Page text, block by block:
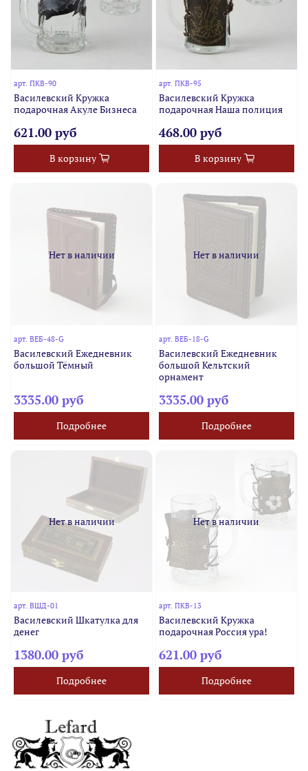
арт.ПКВ-90
Василевский Кружка
подарочная Акуле Бизнеса
621.00 руб
В корзину
арт. ПКВ-95
Василевский Кружка
подарочная Наша полиция
468.00 руб
В корзину
Нет в наличии
арт.ВЕБ-48-G
Василевский Ежедневник
большой Тёмный
3335.00 руб
Подробнее
Нет в наличии
арт. ВЕБ-18-G
Василевский Ежедневник
большой Кельтский
орнамент
3335.00 руб
Подробнее
Нет в наличии
арт.ВШД-01
Василевский Шкатулка для
денег
1380.00 руб
Подробнее
Нет в наличии
арт. ПКВ-13
Василевский Кружка
подарочная Россия ура!
621.00 руб
Подробнее